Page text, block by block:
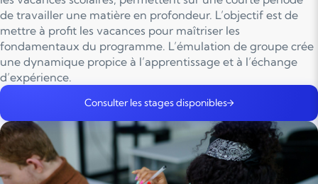
de travailler une matière en profondeur. L’objectif est de
mettre à profit les vacances pour maîtriser les
fondamentaux du programme. L’émulation de groupe crée
une dynamique propice à l’apprentissage et à l’échange
d’expérience.
Consulter les stages disponibles